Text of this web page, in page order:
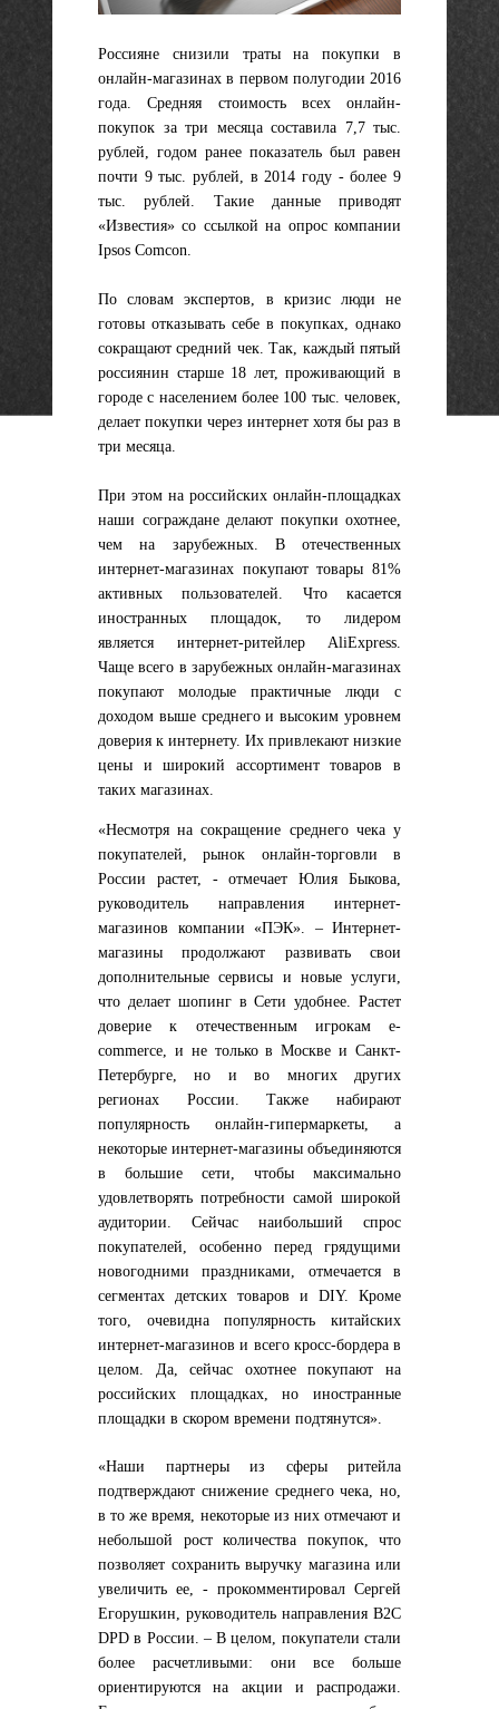
Россияне снизили траты на покупки в
онлайн-магазинах в первом полугодии 2016
года. Средняя стоимость всех онлайн-
покупок за три месяца составила 7,7 тыс.
рублей, годом ранее показатель был равен
почти 9 тыс. рублей, в 2014 году - более 9
тыс. рублей. Такие данные приводят
«Известия» со ссылкой на опрос компании
Ipsos Comcon.
По словам экспертов, в кризис люди не
готовы отказывать себе в покупках, однако
сокращают средний чек. Так, каждый пятый
россиянин старше 18 лет, проживающий в
городе с населением более 100 тыс. человек,
делает покупки через интернет хотя бы раз в
три месяца.
При этом на российских онлайн-площадках
наши сограждане делают покупки охотнее,
чем на зарубежных. В отечественных
интернет-магазинах покупают товары 81%
активных пользователей. Что касается
иностранных площадок, то лидером
является интернет-ритейлер AliExpress.
Чаще всего в зарубежных онлайн-магазинах
покупают молодые практичные люди с
доходом выше среднего и высоким уровнем
доверия к интернету. Их привлекают низкие
цены и широкий ассортимент товаров в
таких магазинах.
«Несмотря на сокращение среднего чека у
покупателей, рынок онлайн-торговли в
России растет, - отмечает Юлия Быкова,
руководитель направления интернет-
магазинов компании «ПЭК». – Интернет-
магазины продолжают развивать свои
дополнительные сервисы и новые услуги,
что делает шопинг в Сети удобнее. Растет
доверие к отечественным игрокам e-
commerce, и не только в Москве и Санкт-
Петербурге, но и во многих других
регионах России. Также набирают
популярность онлайн-гипермаркеты, а
некоторые интернет-магазины объединяются
в большие сети, чтобы максимально
удовлетворять потребности самой широкой
аудитории. Сейчас наибольший спрос
покупателей, особенно перед грядущими
новогодними праздниками, отмечается в
сегментах детских товаров и DIY. Кроме
того, очевидна популярность китайских
интернет-магазинов и всего кросс-бордера в
целом. Да, сейчас охотнее покупают на
российских площадках, но иностранные
площадки в скором времени подтянутся».
«Наши партнеры из сферы ритейла
подтверждают снижение среднего чека, но,
в то же время, некоторые из них отмечают и
небольшой рост количества покупок, что
позволяет сохранить выручку магазина или
увеличить ее, - прокомментировал Сергей
Егорушкин, руководитель направления B2C
DPD в России. – В целом, покупатели стали
более расчетливыми: они все больше
ориентируются на акции и распродажи.